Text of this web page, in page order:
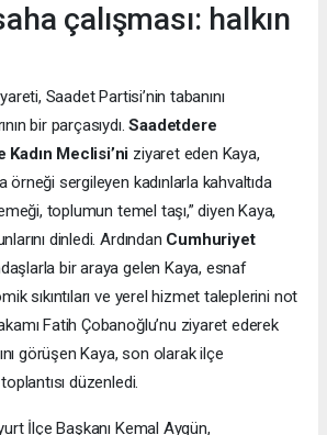
çalışması: halkın
Saadet Partisi’nin tabanını
bir parçasıydı.Saadetdere
Kadın Meclisi’ni ziyaret eden Kaya,
örneği sergileyen kadınlarla kahvaltıda
toplumun temel taşı,” diyen Kaya,
dinledi. Ardından Cumhuriyet
bir araya gelen Kaya, esnaf
sıkıntıları ve yerel hizmet taleplerini not
Fatih Çobanoğlu’nu ziyaret ederek
görüşen Kaya, son olarak ilçe
düzenledi.
İlçe Başkanı Kemal Aygün,